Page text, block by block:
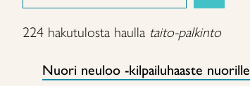
224 hakutulosta haulla taito-palkinto
Nuori neuloo -kilpailuhaaste nuorille